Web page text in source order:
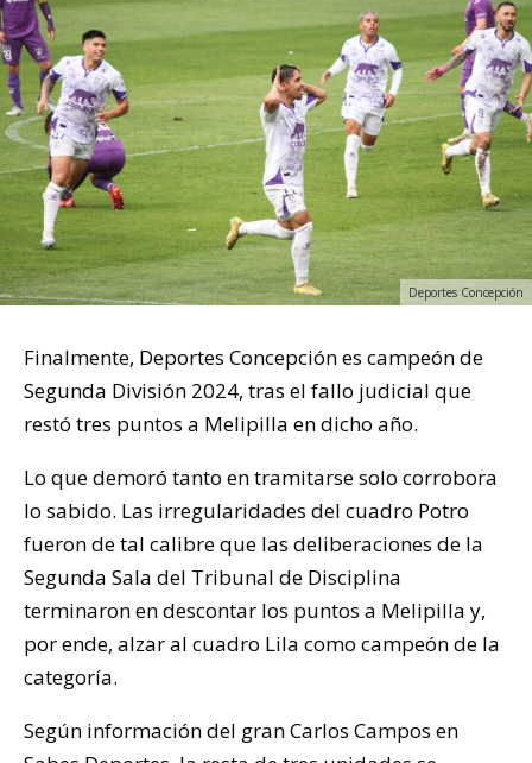
Deportes Concepción
Finalmente, Deportes Concepción es campeón de
Segunda División 2024, tras el fallo judicial que
restó tres puntos a Melipilla en dicho año.
Lo que demoró tanto en tramitarse solo corrobora
lo sabido. Las irregularidades del cuadro Potro
fueron de tal calibre que las deliberaciones de la
Segunda Sala del Tribunal de Disciplina
terminaron en descontar los puntos a Melipilla y,
por ende, alzar al cuadro Lila como campeón de la
categoría.
Según información del gran Carlos Campos en